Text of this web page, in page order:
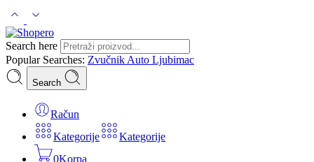
Search here
Popular Searches: Zvučnik Auto Ljubimac
Search
Račun
Kategorije
Kategorije
0Korpa